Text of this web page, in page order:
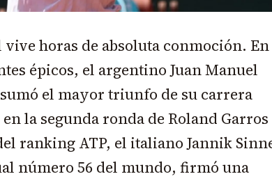
horas de absoluta conmoción. En
épicos, el argentino Juan Manuel
el mayor triunfo de su carrera
la segunda ronda de Roland Garros
ranking ATP, el italiano Jannik
número 56 del mundo, firmó una